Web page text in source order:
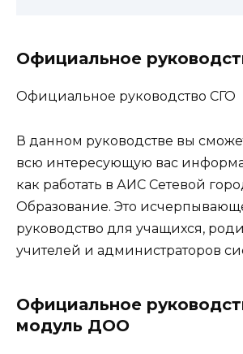
Официальное
Официальное руководство СГО
В данном руководстве вы
всю интересующую вас
как работать в АИС Сетевой
Образование. Это
руководство для учащихся,
учителей и администраторов
Официальное
модуль ДОО